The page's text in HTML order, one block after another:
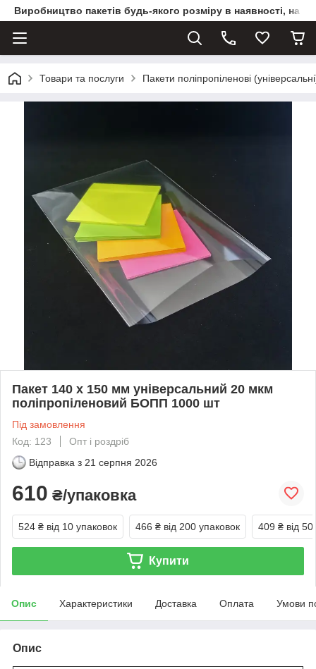
Виробництво пакетів будь-якого розміру в наявності, на
Товари та послуги Пакети поліпропіленові
Пакет 140 x 150 мм універсальний 20 мкм
поліпропіленовий БОПП 1000 шт
Під замовлення
Код: 123
Опт і роздріб
Відправка з 21 серпня 2026
610 ₴/упаковка
524 ₴ від 10 упаковок 466 ₴ від 200 упаковок 409 ₴ від
Купити
Опис Характеристики Доставка Оплата Умови
Опис